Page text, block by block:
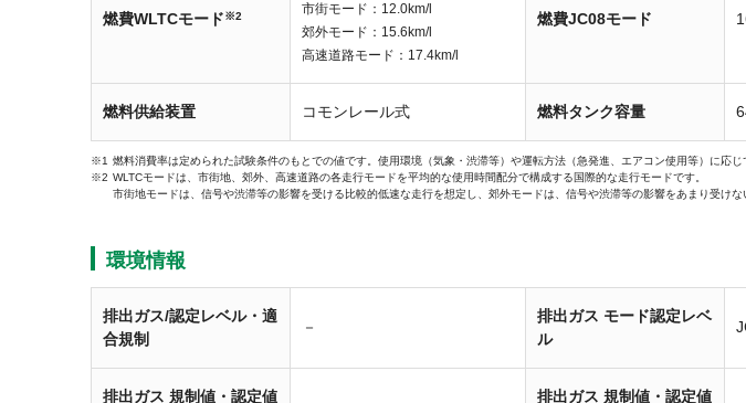
燃費WLTCモード※2
市街モード：12.0km/l
郊外モード：15.6km/l
高速道路モード：17.4km/l
燃費JC08モード
燃料供給装置 コモンレール式 燃料タンク容量
燃料消費率は定められた試験条件のもとでの値です。使用環境（気象・渋滞等）や運転方法（急発進、エアコン使用等）に応じ
WLTCモードは、市街地、郊外、高速道路の各走行モードを平均的な使用時間配分で構成する国際的な走行モードです。
市街地モードは、信号や渋滞等の影響を受ける比較的低速な走行を想定し、郊外モードは、信号や渋滞等の影響をあまり受け
環境情報
排出ガス/認定レベル・適
合規制
－
排出ガス モード認定レベ
ル
排出ガス 規制値・認定値
排出ガス 規制値・認定値